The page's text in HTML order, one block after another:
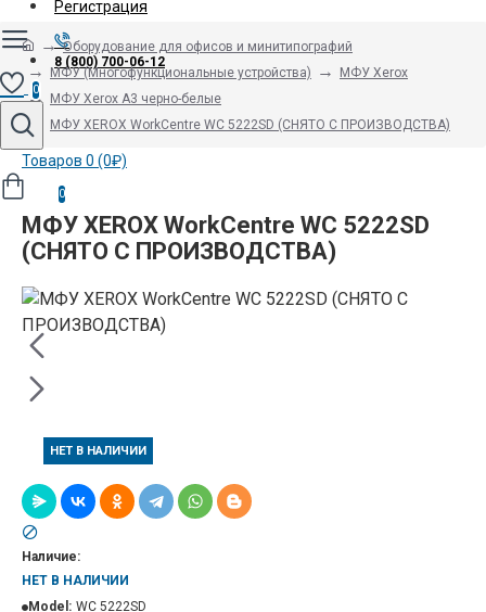
Регистрация
8 (800) 700-06-12
0
Товаров 0 (0₽)
0
Оборудование для офисов и минитипографий
МФУ (Многофункциональные устройства)
МФУ Xerox
МФУ Xerox А3 черно-белые
МФУ XEROX WorkCentre WC 5222SD (СНЯТО С ПРОИЗВОДСТВА)
МФУ XEROX WorkCentre WC 5222SD
(СНЯТО С ПРОИЗВОДСТВА)
НЕТ В НАЛИЧИИ
Наличие:
НЕТ В НАЛИЧИИ
Model: WC 5222SD